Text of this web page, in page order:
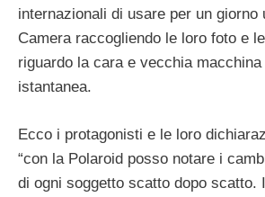
internazionali di usare per un giorno
Camera raccogliendo le loro foto e
riguardo la cara e vecchia
istantanea.
Ecco i protagonisti e le loro
“con la Polaroid posso notare i
di ogni soggetto scatto dopo scatto.